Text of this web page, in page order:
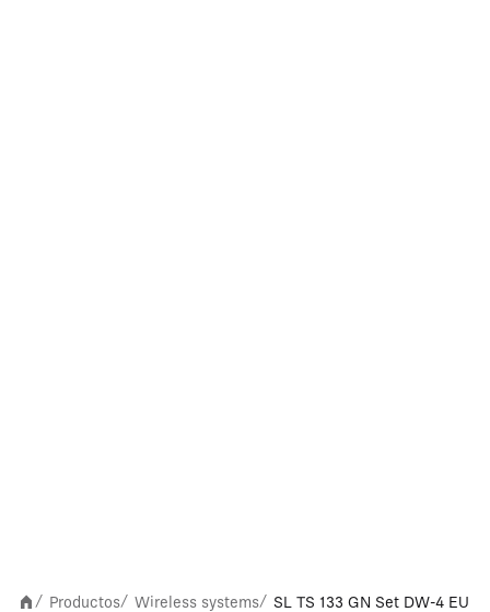
/ Productos/ Wireless systems/ SL TS 133 GN Set DW-4 EU